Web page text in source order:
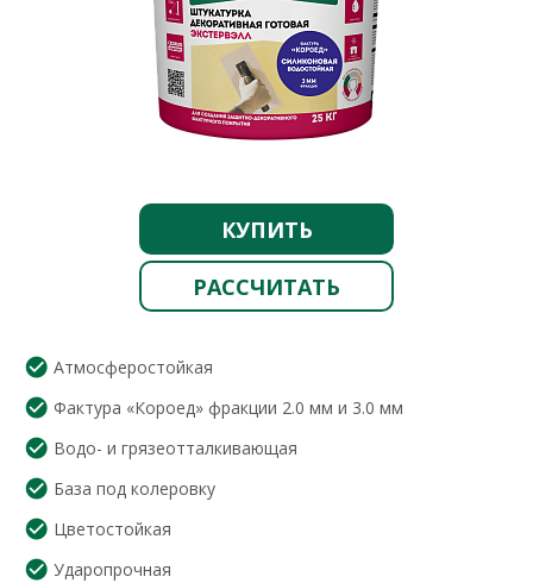
КУПИТЬ
РАССЧИТАТЬ
Атмосферостойкая
Фактура «Короед» фракции 2.0 мм и 3.0 мм
Водо- и грязеотталкивающая
База под колеровку
Цветостойкая
Ударопрочная